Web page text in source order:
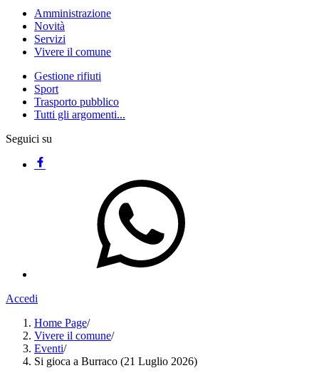
Amministrazione
Novità
Servizi
Vivere il comune
Gestione rifiuti
Sport
Trasporto pubblico
Tutti gli argomenti...
Seguici su
Accedi
Home Page/
Vivere il comune/
Eventi/
Si gioca a Burraco (21 Luglio 2026)